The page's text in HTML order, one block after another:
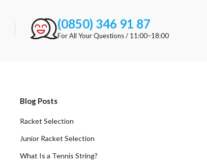
(0850) 346 91 87
For All Your Questions / 11:00–18:00
Blog Posts
Racket Selection
Junior Racket Selection
What Is a Tennis String?